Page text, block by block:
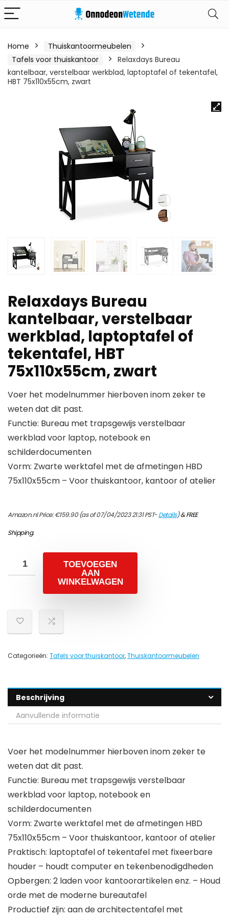
Home
Thuiskantoormeubelen
Tafels voor thuiskantoor
Relaxdays Bureau
kantelbaar, verstelbaar werkblad, laptoptafel of tekentafel,
HBT 75x110x55cm, zwart
Relaxdays Bureau
kantelbaar, verstelbaar
werkblad, laptoptafel of
tekentafel, HBT
75x110x55cm, zwart
Voer het modelnummer hierboven inom zeker te
weten dat dit past.
Functie: Bureau met trapsgewijs verstelbaar
werkblad voor laptop, notebook en
schilderdocumenten
Vorm: Zwarte werktafel met de afmetingen HBD
75x110x55cm – Voor thuiskantoor, kantoor of atelier
Amazon.nl Price:€159.90(as of 07/04/2023 21:31 PST-Details)&FREE
Shipping.
TOEVOEGEN
AAN
WINKELWAGEN
Categorieën: Tafels voor thuiskantoor,Thuiskantoormeubelen
Beschrijving
Aanvullende informatie
Voer het modelnummer hierboven inom zeker te
weten dat dit past.
Functie: Bureau met trapsgewijs verstelbaar
werkblad voor laptop, notebook en
schilderdocumenten
Vorm: Zwarte werktafel met de afmetingen HBD
75x110x55cm – Voor thuiskantoor, kantoor of atelier
Praktisch: laptoptafel of tekentafel met fixeerbare
houder – houdt computer en tekenbenodigdheden
Opbergen: 2 laden voor kantoorartikelen enz. – Houd
orde met de moderne bureautafel
Productief zijn: aan de architectentafel met